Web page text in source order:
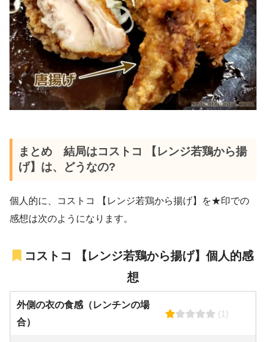
まとめ 結局はコストコ 【レンジ若鶏から揚
げ】は、どうなの?
個人的に、コストコ 【レンジ若鶏から揚げ】を★印での
感想は次のようになります。
コストコ 【レンジ若鶏から揚げ】個人的感
想
外側の衣の食感（レンチンの場
合）
(1)